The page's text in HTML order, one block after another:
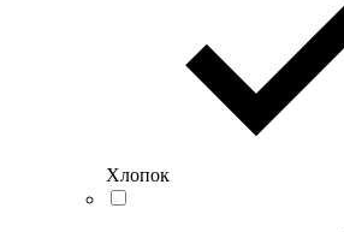
Хлопок